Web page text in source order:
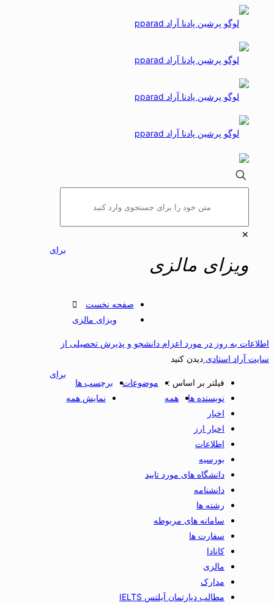
✕
ویزای مالزی
صفحه نخست
ویزای مالزی
برای
اطلاعات به روز در مورد اعزام دانشجو و پذیرش تحصیلی از
سایت آراد استادی دیدن کنید
فیلتر بر اساس : موضوعات
برچسب ها
نویسنده ها
نمایش همه
همه
اخبار
اخبار ارز
اطلاعات
بورسیه
دانشگاه های مورد تایید
دانشنامه
رشته ها
سامانه های مربوطه
سفارت ها
کانادا
مالزی
مدارک
مطالب دپارتمان آیلتس IELTS
برای